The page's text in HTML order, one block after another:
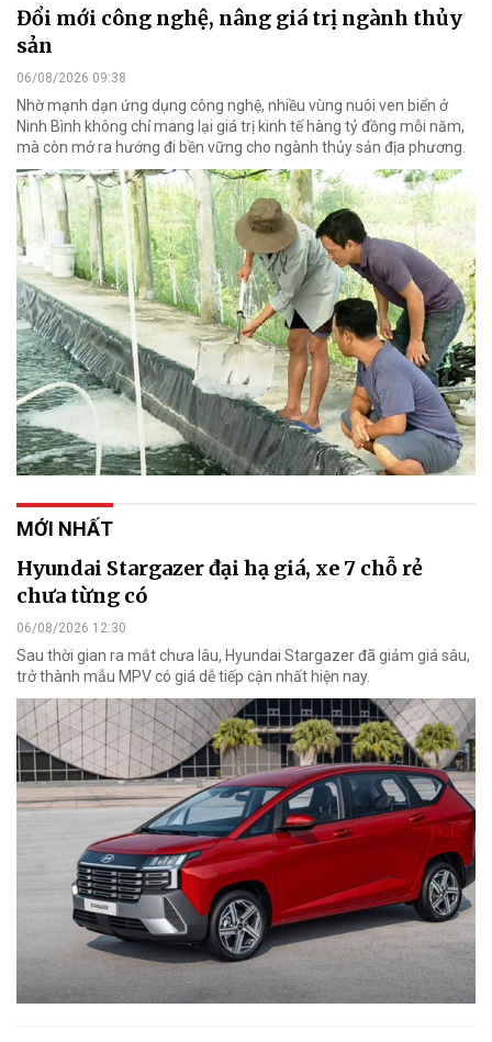
Đổi mới công nghệ, nâng giá trị ngành thủy
sản
06/08/2026 09:38
Nhờ mạnh dạn ứng dụng công nghệ, nhiều vùng nuôi ven biển ở
Ninh Bình không chỉ mang lại giá trị kinh tế hàng tỷ đồng mỗi năm,
mà còn mở ra hướng đi bền vững cho ngành thủy sản địa phương.
MỚI NHẤT
Hyundai Stargazer đại hạ giá, xe 7 chỗ rẻ
chưa từng có
06/08/2026 12:30
Sau thời gian ra mắt chưa lâu, Hyundai Stargazer đã giảm giá sâu,
trở thành mẫu MPV có giá dễ tiếp cận nhất hiện nay.